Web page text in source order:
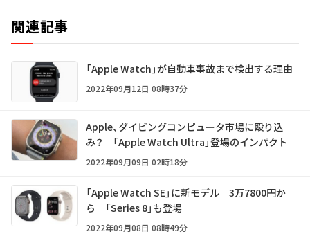
関連記事
「Apple Watch」が自動車事故まで検出する理由
2022年09月12日 08時37分
Apple、ダイビングコンピュータ市場に殴り込
み？ 「Apple Watch Ultra」登場のインパクト
2022年09月09日 02時18分
「Apple Watch SE」に新モデル 3万7800円か
ら 「Series 8」も登場
2022年09月08日 08時49分